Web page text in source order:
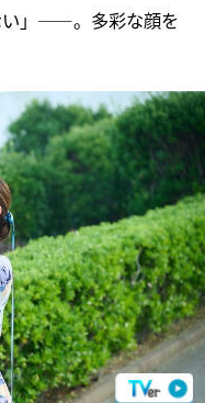
い」――。多彩な顔を